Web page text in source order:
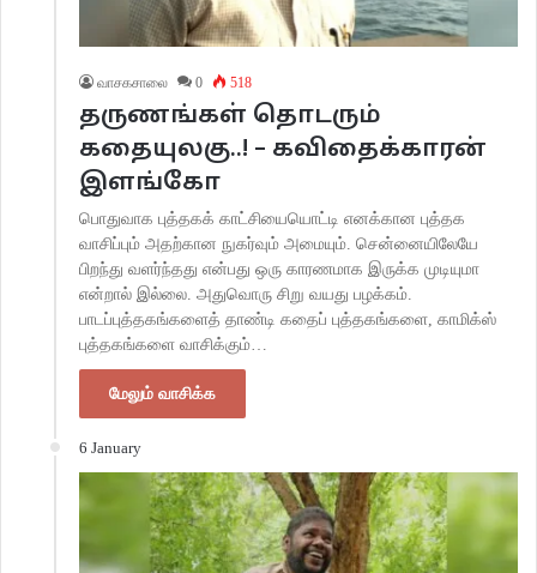
வாசகசாலை 0 518
தருணங்கள் தொடரும்
கதையுலகு..! – கவிதைக்காரன்
இளங்கோ
பொதுவாக புத்தகக் காட்சியையொட்டி எனக்கான புத்தக
வாசிப்பும் அதற்கான நுகர்வும் அமையும். சென்னையிலேயே
பிறந்து வளர்ந்தது என்பது ஒரு காரணமாக இருக்க முடியுமா
என்றால் இல்லை. அதுவொரு சிறு வயது பழக்கம்.
பாடப்புத்தகங்களைத் தாண்டி கதைப் புத்தகங்களை, காமிக்ஸ்
புத்தகங்களை வாசிக்கும்…
மேலும் வாசிக்க
6 January